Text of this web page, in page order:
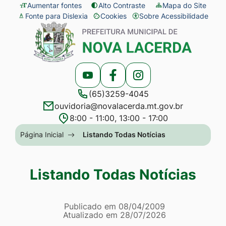
Seção
de
atalhos
acessibilidade
Ir
para
conteúdo
menu
[alt+2]
para
Aumentar fontes Alto Contraste
Mapa do Site
Fonte para Dislexia
Cookies
Abrir
preferências
de
cookies
Sobre Acessibilidade
Seção
menu
Acessar
a
Rede
Social
Acessar
a
Rede
Social
Acessar
a
Rede
Social
(65)3259-4045
ouvidoria@novalacerda.mt.gov.br
8:00 - 11:00, 13:00 - 17:00
Seção
do
principal
Página Inicial Listando Todas Notícias
Listando Todas Notícias
Página Listando Todas
Informações
Publicado em 08/04/2009
Atualizado em 28/07/2026